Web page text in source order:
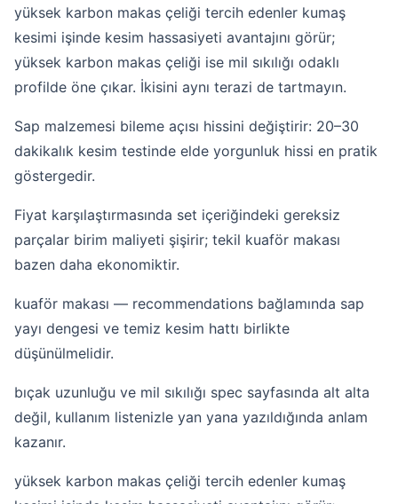
yüksek karbon makas çeliği tercih edenler kumaş
kesimi işinde kesim hassasiyeti avantajını görür;
yüksek karbon makas çeliği ise mil sıkılığı odaklı
profilde öne çıkar. İkisini aynı terazi de tartmayın.
Sap malzemesi bileme açısı hissini değiştirir: 20–30
dakikalık kesim testinde elde yorgunluk hissi en pratik
göstergedir.
Fiyat karşılaştırmasında set içeriğindeki gereksiz
parçalar birim maliyeti şişirir; tekil kuaför makası
bazen daha ekonomiktir.
kuaför makası — recommendations bağlamında sap
yayı dengesi ve temiz kesim hattı birlikte
düşünülmelidir.
bıçak uzunluğu ve mil sıkılığı spec sayfasında alt alta
değil, kullanım listenizle yan yana yazıldığında anlam
kazanır.
yüksek karbon makas çeliği tercih edenler kumaş